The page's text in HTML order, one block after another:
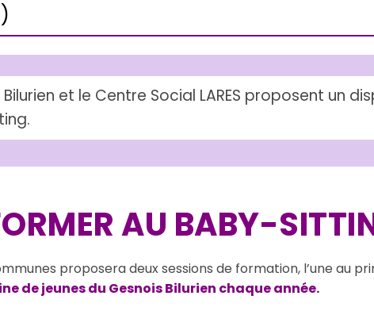
et le Centre Social LARES proposent un
AU BABY-
proposera deux sessions de formation, l’une au
de jeunes du Gesnois Bilurien chaque année.